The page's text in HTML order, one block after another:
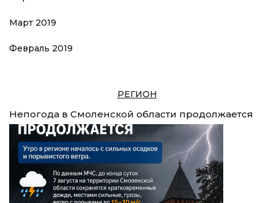
Март 2019
Февраль 2019
РЕГИОН
Непогода в Смоленской области продолжается